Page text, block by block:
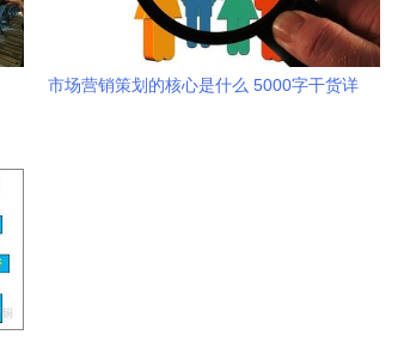
市场营销策划的核心是什么 5000字干货详